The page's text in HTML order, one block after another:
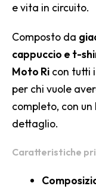
e vita in circuito.
Composto da
cappuccio e t-
Moto Ri con tutti
per chi vuole
completo, con
dettaglio.
Caratteristiche